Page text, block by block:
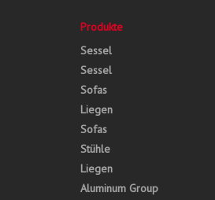
Produkte
Sessel
Sessel
Sofas
Liegen
Sofas
Stühle
Liegen
Aluminum Group